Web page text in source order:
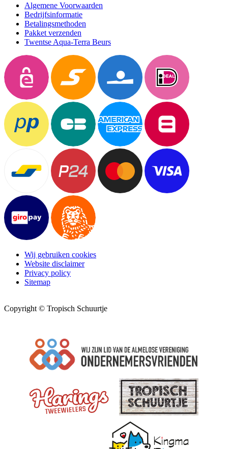
Algemene Voorwaarden
Bedrijfsinformatie
Betalingsmethoden
Pakket verzenden
Twentse Aqua-Terra Beurs
Wij gebruiken cookies
Website disclaimer
Privacy policy
Sitemap
Copyright © Tropisch Schuurtje